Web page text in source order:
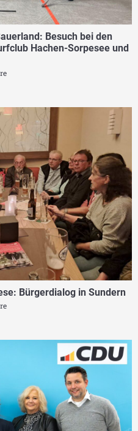
Besuch bei den
Hachen-Sorpesee und
Bürgerdialog in Sundern